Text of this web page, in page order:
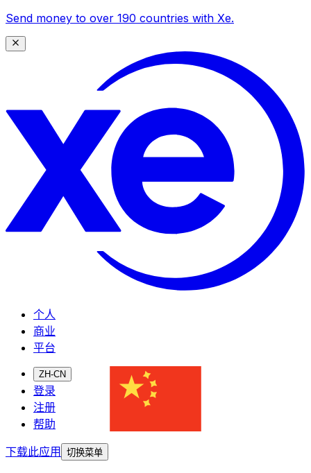
Send money to over 190 countries with Xe.
个人
商业
平台
ZH-CN
登录
注册
帮助
下载此应用
切换菜单